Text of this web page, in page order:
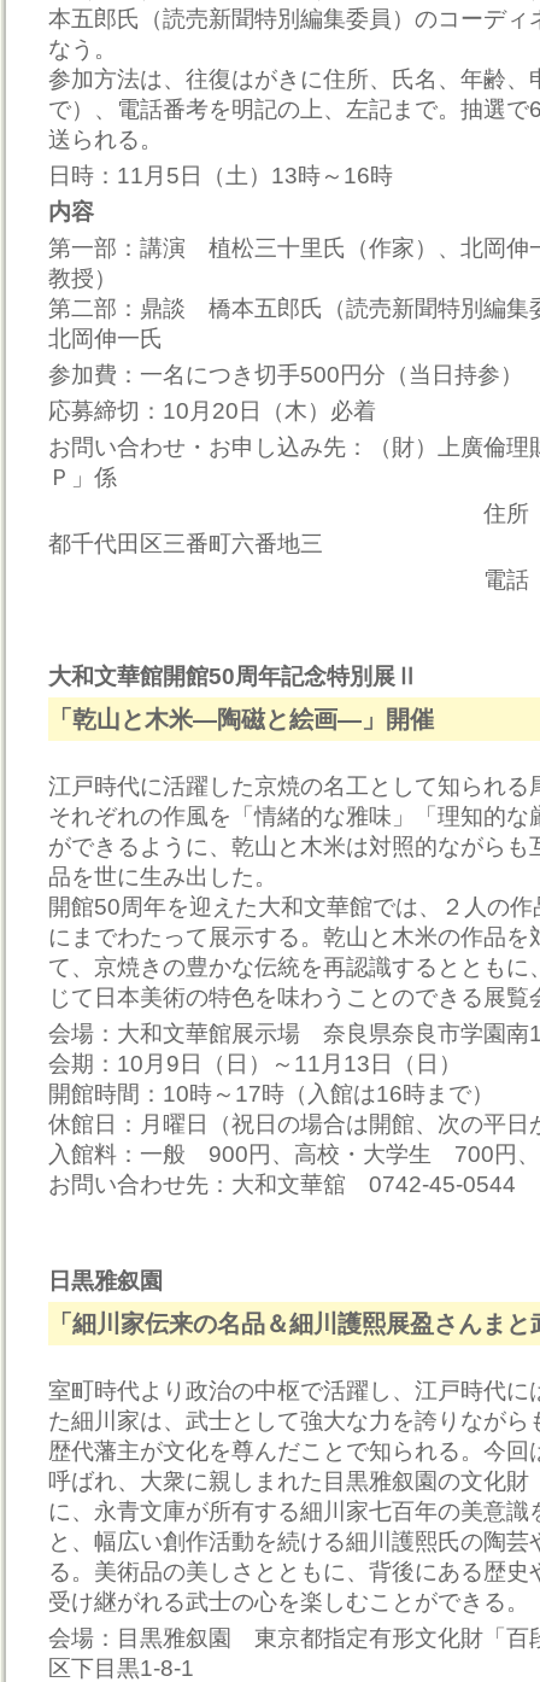
本五郎氏（読売新聞特別編集委員）のコーディ
なう。
参加方法は、往復はがきに住所、氏名、年齢、
で）、電話番考を明記の上、左記まで。抽選
送られる。
日時：11月5日（土）13時～16時
内容
第一部：講演 植松三十里氏（作家）、北岡伸
教授）
第二部：鼎談 橋本五郎氏（読売新聞特別編集
北岡伸一氏
参加費：一名につき切手500円分（当日持参）
応募締切：10月20日（木）必着
お問い合わせ・お申し込み先：（財）上廣倫理
Ｐ」係
住所 〒102-
都千代田区三番町六番地三
電話 03-
大和文華館開館50周年記念特別展Ⅱ
「乾山と木米―陶磁と絵画―」開催
江戸時代に活躍した京焼の名工として知られる
それぞれの作風を「情緒的な雅味」「理知的な
ができるように、乾山と木米は対照的ながらも
品を世に生み出した。
開館50周年を迎えた大和文華館では、２人の
にまでわたって展示する。乾山と木米の作品を
て、京焼きの豊かな伝統を再認識するとともに
じて日本美術の特色を味わうことのできる展覧
会場：大和文華館展示場 奈良県奈良市学園南
会期：10月9日（日）～11月13日（日）
開館時間：10時～17時（入館は16時まで）
休館日：月曜日（祝日の場合は開館、次の平日
入館料：一般 900円、高校・大学生 700円
お問い合わせ先：大和文華舘 0742-45-0544
日黒雅叙園
「細川家伝来の名品＆細川護熙展盈さんま
室町時代より政治の中枢で活躍し、江戸時代に
た細川家は、武士として強大な力を誇りながら
歴代藩主が文化を尊んだことで知られる。今回
呼ばれ、大衆に親しまれた目黒雅叙園の文化財
に、永青文庫が所有する細川家七百年の美意識
と、幅広い創作活動を続ける細川護熙氏の陶芸
る。美術品の美しさとともに、背後にある歴史
受け継がれる武士の心を楽しむことができる。
会場：目黒雅叙園 東京都指定有形文化財「
区下目黒1-8-1